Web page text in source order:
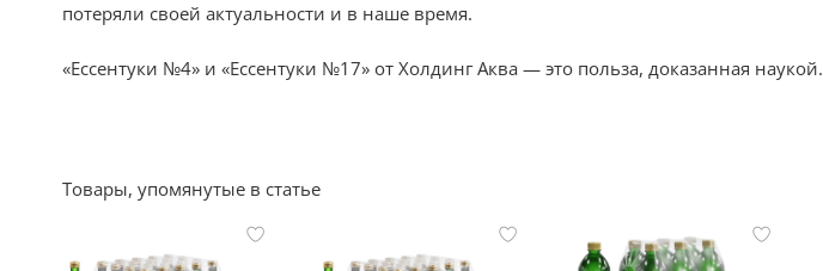
потеряли своей актуальности и в наше время.
«Ессентуки №4» и «Ессентуки №17» от Холдинг Аква — это польза, доказанная наукой.
Товары, упомянутые в статье